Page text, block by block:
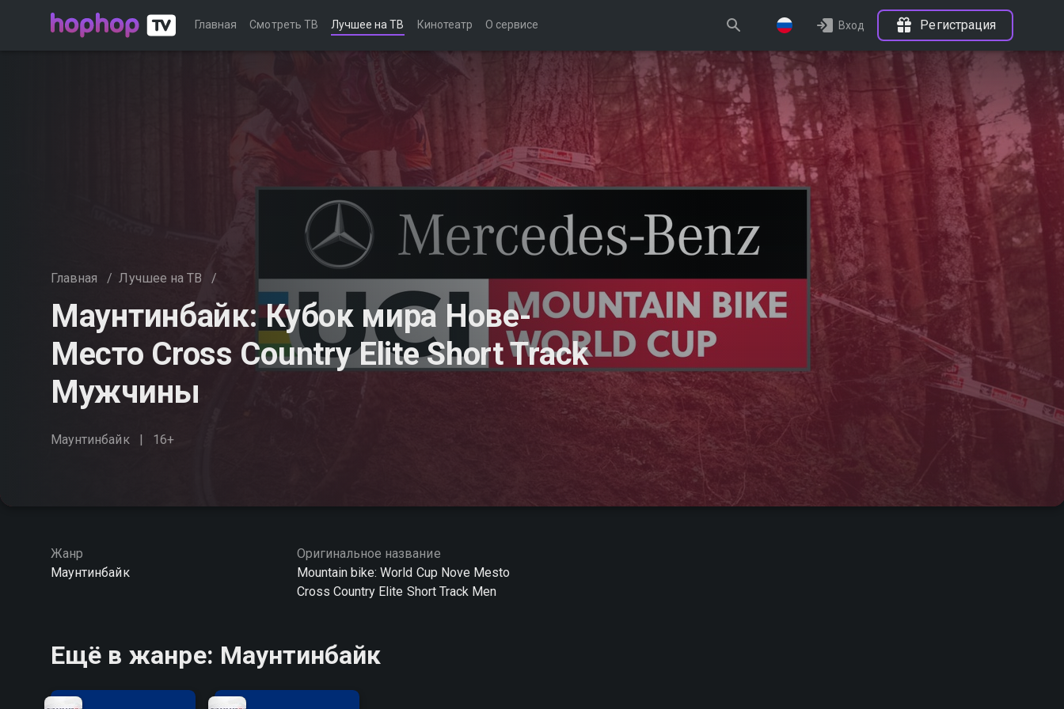
Главная Смотреть ТВ Лучшее на ТВ Кинотеатр О сервисе Вход Регистрация
Главная / Лучшее на ТВ /
Маунтинбайк: Кубок мира Нове-
Место Cross Country Elite Short Track
Мужчины
Маунтинбайк 16+
Жанр
Маунтинбайк
Оригинальное название
Mountain bike: World Cup Nove Mesto
Cross Country Elite Short Track Men
Ещё в жанре: Маунтинбайк